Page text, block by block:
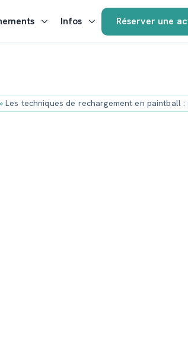
Infos Réserver une
»Les techniques de rechargement en paintball